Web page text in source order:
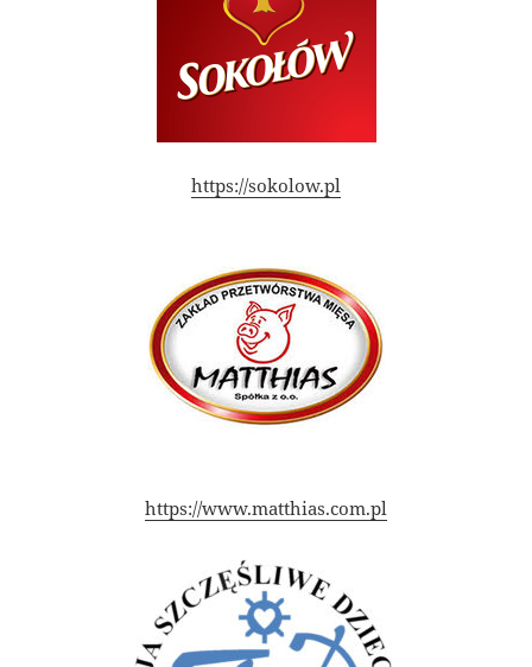
https://sokolow.pl
https://www.matthias.com.pl